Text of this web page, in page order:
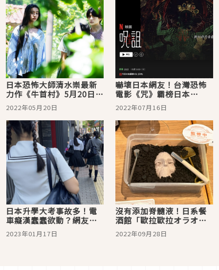
日本恐怖大師清水崇最新
力作《牛首村》5月20日禁
忌降臨台灣影廳！木村拓
哉愛女木村光希挑戰一人
分飾兩角
2022年05月20日
嚇壞日本網友！台灣恐怖
電影《咒》霸榜日本
Netflix收視第一
2022年07月16日
日本升學大考事故多！電
車癡漢蠢蠢欲動？網友恐
怖發言驚動警方部署
2023年01月17日
沒有添加脊髓液！日系餐
酒館「歐拉歐拉オラオ
ラ」插旗信義區！首波重
磅聯名「進擊的巨人」主
2022年09月28日